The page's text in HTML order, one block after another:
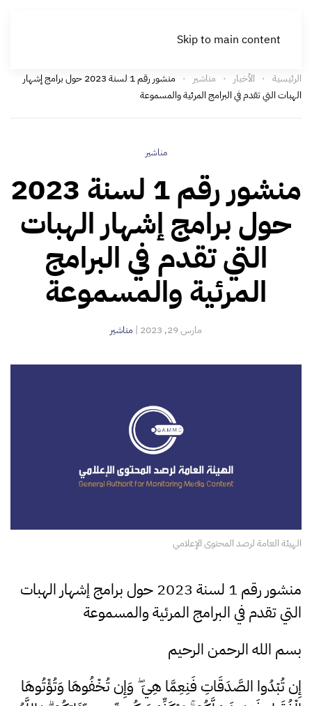
Skip to main content
الرئيسية الأخبار مناشير
منشور رقم 1 لسنة 2023 حول برامج إشهار
الهبات التي تقدم في البرامج المرئية والمسموعة
مناشير
منشور رقم 1 لسنة 2023
حول برامج إشهار الهبات
التي تقدم في البرامج
المرئية والمسموعة
مارس 29, 2023 |مناشير
الهيئة العامة لرصد المحتوى الإعلامي
منشور رقم 1 لسنة 2023 حول برامج إشهار الهبات
التي تقدم في البرامج المرئية والمسموعة
بسم الله الرحمن الرحيم
إِن تُبْدُوا الصَّدَقَاتِ فَنِعِمَّا هِيَ ۖ وَإِن تُخْفُوهَا وَتُؤْتُوهَا